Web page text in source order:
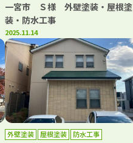
一宮市 Ｓ様 外壁塗装・屋根塗
装・防水工事
2025.11.14
外壁塗装 屋根塗装 防水工事